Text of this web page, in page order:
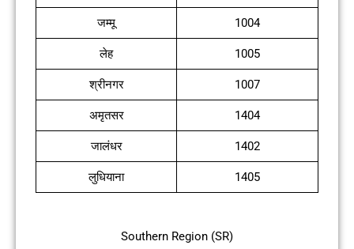
जम्मू 1004
लेह 1005
श्रीनगर 1007
अमृतसर 1404
जालंधर 1402
लुधियाना 1405
Southern Region (SR)